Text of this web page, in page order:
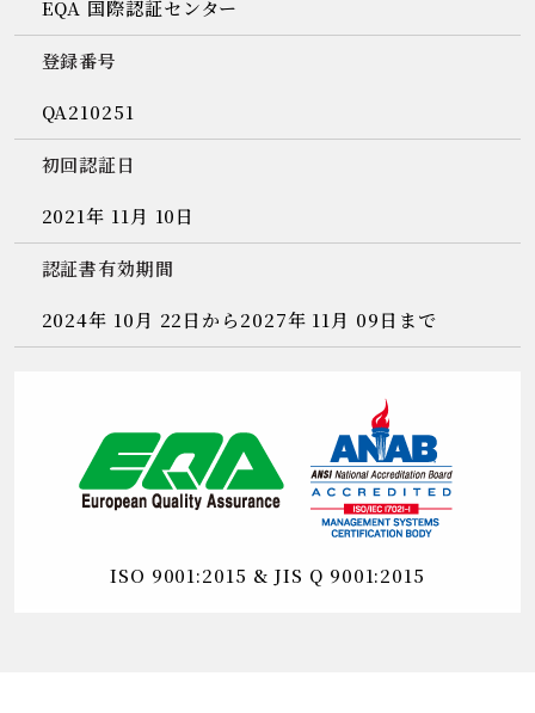
EQA 国際認証センター
登録番号
QA210251
初回認証日
2021年 11月 10日
認証書有効期間
2024年 10月 22日から2027年 11月 09日まで
ISO 9001:2015 & JIS Q 9001:2015